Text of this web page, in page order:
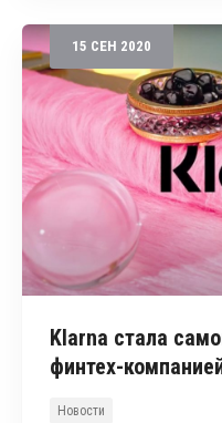
15 СЕН 2020
Klarna стала
финтех-
Новости